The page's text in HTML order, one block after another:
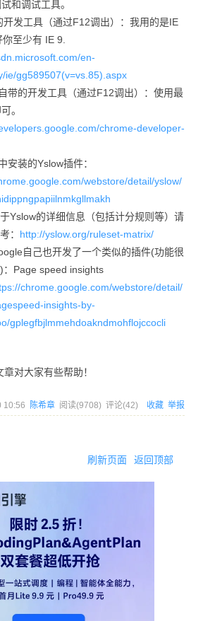
和调试工具。
开发工具（通过F12调出）：我用的是IE
至少有 IE 9.
en-
ie/gg589507(v=vs.85).aspx
带的开发工具（通过F12调出）：使用最
。
chrome-developer-
安装的Yslow插件：
webstore/detail/yslow/
Yslow的详细信息（包括计分规则等）请
： http://yslow.org/ruleset-matrix/
自己也开发了一个类似的插件(功能很
：Page speed insights
chrome.google.com/webstore/detail/
insights-by-
gplegfbjlmmehdoakndmohflojccocli
对大家有些帮助！
10:56 陈希章 阅读(9708) 评论(42) 收藏 举报
刷新页面 返回顶部